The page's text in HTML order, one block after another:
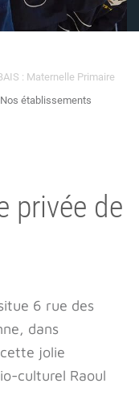
: Maternelle Primaire
Nos établissements
privée de
6 rue des
dans
jolie
culturel Raoul